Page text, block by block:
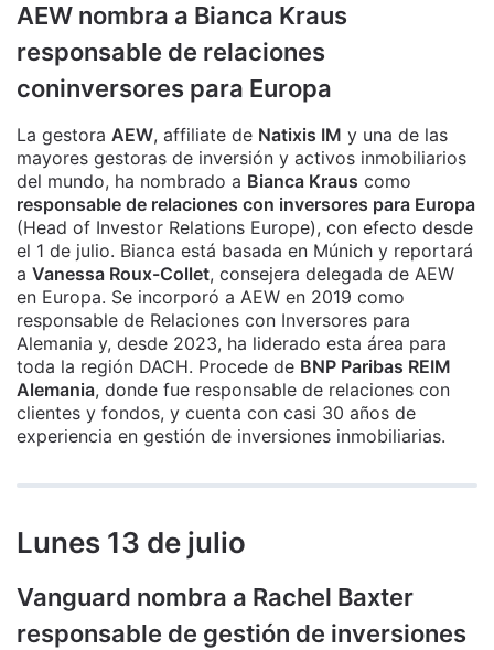
AEW nombra a Bianca Kraus
responsable de relaciones
coninversores para Europa
La gestora AEW, affiliate de Natixis IM y una de las
mayores gestoras de inversión y activos inmobiliarios
del mundo, ha nombrado a Bianca Kraus como
responsable de relaciones con inversores para Europa
(Head of Investor Relations Europe), con efecto desde
el 1 de julio. Bianca está basada en Múnich y reportará
a Vanessa Roux-Collet, consejera delegada de AEW
en Europa. Se incorporó a AEW en 2019 como
responsable de Relaciones con Inversores para
Alemania y, desde 2023, ha liderado esta área para
toda la región DACH. Procede de BNP Paribas REIM
Alemania, donde fue responsable de relaciones con
clientes y fondos, y cuenta con casi 30 años de
experiencia en gestión de inversiones inmobiliarias.
Lunes 13 de julio
Vanguard nombra a Rachel Baxter
responsable de gestión de inversiones